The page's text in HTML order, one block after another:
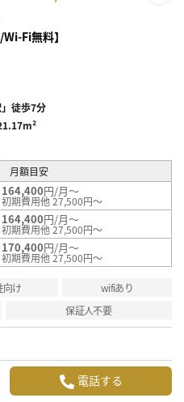
Wi-Fi無料】
徒歩7分
月額目安
164,400円/月～
初期費用他 27,500円～
164,400円/月～
初期費用他 27,500円～
170,400円/月～
初期費用他 27,500円～
向け
wifiあり
保証人不要
電話する